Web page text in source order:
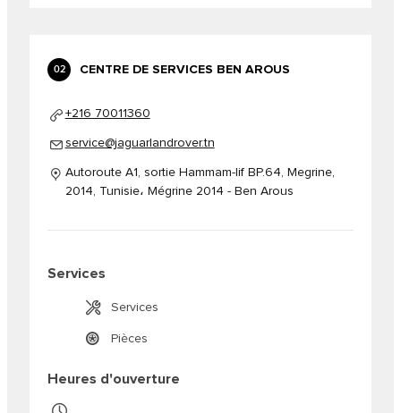
02 CENTRE DE SERVICES BEN AROUS
+216 70011360
service@jaguarlandrover.tn
Autoroute A1, sortie Hammam-lif BP.64, Megrine,
2014, Tunisie، Mégrine 2014 - Ben Arous
Services
Services
Pièces
Heures d'ouverture